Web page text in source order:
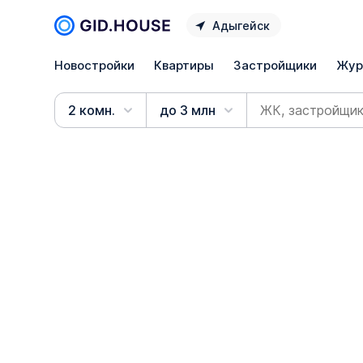
Адыгейск
Новостройки Квартиры Застройщики
2 комн. до 3 млн